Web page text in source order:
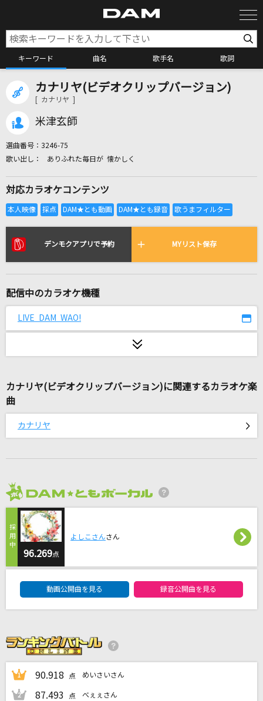
キーワード 曲名 歌手名 歌詞
カラオケ検索
全国りれき
リアルタイムで歌われている曲の一覧
[生音]ギターと孤独と蒼い惑星
[生音]アイラブユー
destination unknown
エンディング
back number
海の声
浦島太郎(桐谷健太)
[良音]Colors of the Heart
UVERworld
ヨルシカ
カブトムシ
カナリヤ(ビデオクリップバージョン)
[ カナリヤ ]
米津玄師
選曲番号： 3246-75
ありふれた毎日が 懐かしく
対応カラオケコンテンツ
デンモクアプリで予約 MYリスト保存
配信中のカラオケ機種
LIVE DAM WAO!
カナリヤ(ビデオクリップバージョン)に関連するカラオケ楽
曲
カナリヤ
96.269点
よしこさんさん
動画公開曲を見る 録音公開曲を見る
1 90.918 点 めいさいさん
2 87.493 点 べぇぇさん